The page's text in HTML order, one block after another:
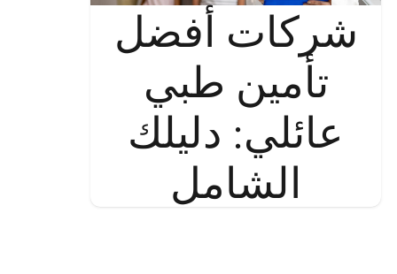
شركات أفضل
تأمين طبي
عائلي: دليلك
الشامل